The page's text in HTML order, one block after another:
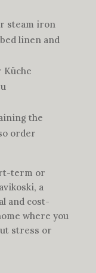
steam iron
linen and
Küche
the
order
term or
a
and cost-
where you
stress or